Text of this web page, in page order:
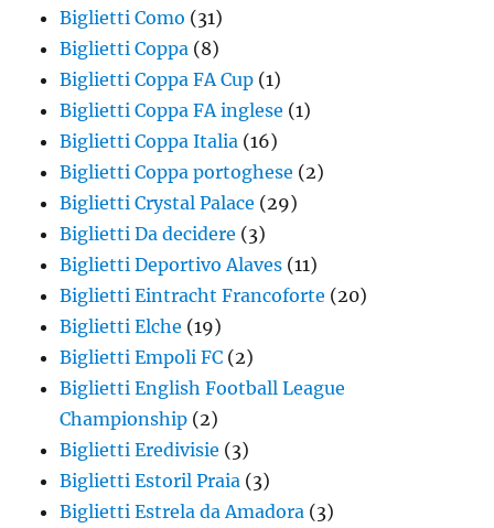
Biglietti Como (31)
Biglietti Coppa (8)
Biglietti Coppa FA Cup (1)
Biglietti Coppa FA inglese (1)
Biglietti Coppa Italia (16)
Biglietti Coppa portoghese (2)
Biglietti Crystal Palace (29)
Biglietti Da decidere (3)
Biglietti Deportivo Alaves (11)
Biglietti Eintracht Francoforte (20)
Biglietti Elche (19)
Biglietti Empoli FC (2)
Biglietti English Football League
Championship (2)
Biglietti Eredivisie (3)
Biglietti Estoril Praia (3)
Biglietti Estrela da Amadora (3)